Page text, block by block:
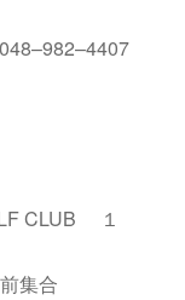
048–982–4407
CLUB
１
合